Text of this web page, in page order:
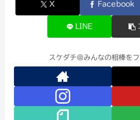
X Facebook
LINE
スケダチ@みんなの相棒を